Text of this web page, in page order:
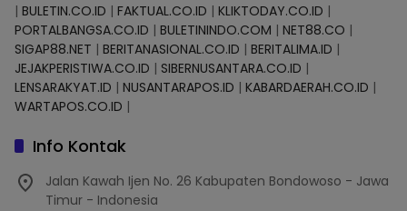
| BULETIN.CO.ID | FAKTUAL.CO.ID | KLIKTODAY.CO.ID |
PORTALBANGSA.CO.ID | BULETININDO.COM | NET88.CO |
SIGAP88.NET | BERITANASIONAL.CO.ID | BERITALIMA.ID |
JEJAKPERISTIWA.CO.ID | SIBERNUSANTARA.CO.ID |
LENSARAKYAT.ID | NUSANTARAPOS.ID | KABARDAERAH.CO.ID |
WARTAPOS.CO.ID |
Info Kontak
Jalan Kawah Ijen No. 26 Kabupaten Bondowoso - Jawa
Timur - Indonesia